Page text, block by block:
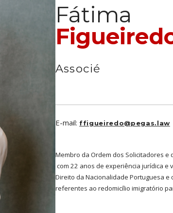
Fátima
Associé
E-mail: ffigueiredo@pegas.law
Membro da Ordem dos Solicitadores e
com 22 anos de experiência jurídica e
Direito da Nacionalidade Portuguesa e
referentes ao redomicílio imigratório